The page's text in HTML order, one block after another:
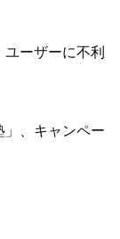
ーザーに不利
」、キャンペー